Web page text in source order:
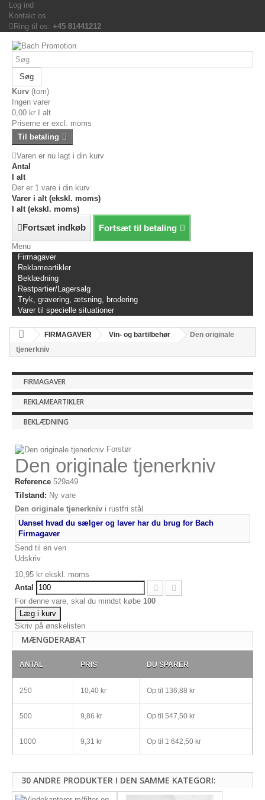
Log ind
Kontakt os
Ring til os: +45 81441212
Søg
Kurv (tom)
Ingen varer
0,00 kr
I alt
Priserne er excl. moms
Til betaling
Varen er nu lagt i din kurv
Antal
I alt
Der er 1 vare i din kurv
Varer i alt (ekskl. moms)
I alt (ekskl. moms)
Fortsæt indkøb Fortsæt til betaling
Menu
Firmagaver
Reklameartikler
Beklædning
Restpartier/Lagersalg
Tryk, gravering, ætsning, brodering
Varer til specielle situationer
FIRMAGAVER Vin- og bartilbehør
Den originale
tjenerkniv
FIRMAGAVER
REKLAMEARTIKLER
BEKLÆDNING
Forstør
Den originale tjenerkniv
Reference 529a49
Tilstand: Ny vare
Den originale tjenerkniv i rustfri stål
Uanset hvad du sælger og laver har du brug for Bach
Firmagaver
Send til en ven
Udskriv
10,95 kr ekskl. moms
Antal
For denne vare, skal du mindst købe 100
Læg i kurv
Skriv på ønskelisten
MÆNGDERABAT
ANTAL PRIS DU SPARER
250 10,40 kr Op til 136,88 kr
500 9,86 kr Op til 547,50 kr
1000 9,31 kr Op til 1 642,50 kr
30 ANDRE PRODUKTER I DEN SAMME KATEGORI: